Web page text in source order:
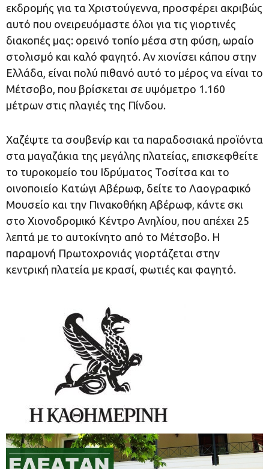
εκδρομής για τα Χριστούγεννα, προσφέρει ακριβώς
αυτό που ονειρευόμαστε όλοι για τις γιορτινές
διακοπές μας: ορεινό τοπίο μέσα στη φύση, ωραίο
στολισμό και καλό φαγητό. Αν χιονίσει κάπου στην
Ελλάδα, είναι πολύ πιθανό αυτό το μέρος να είναι το
Μέτσοβο, που βρίσκεται σε υψόμετρο 1.160
μέτρων στις πλαγιές της Πίνδου.
Χαζέψτε τα σουβενίρ και τα παραδοσιακά προϊόντα
στα μαγαζάκια της μεγάλης πλατείας, επισκεφθείτε
το τυροκομείο του Ιδρύματος Τοσίτσα και το
οινοποιείο Κατώγι Αβέρωφ, δείτε το Λαογραφικό
Μουσείο και την Πινακοθήκη Αβέρωφ, κάντε σκι
στο Χιονοδρομικό Κέντρο Ανηλίου, που απέχει 25
λεπτά με το αυτοκίνητο από το Μέτσοβο. Η
παραμονή Πρωτοχρονιάς γιορτάζεται στην
κεντρική πλατεία με κρασί, φωτιές και φαγητό.